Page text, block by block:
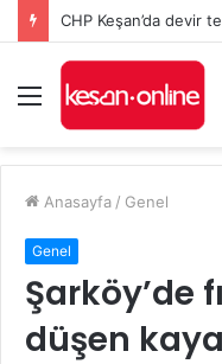
CHP Keşan’da devir
Menü
Anasayfa / Genel
Genel
Şarköy’de
düşen